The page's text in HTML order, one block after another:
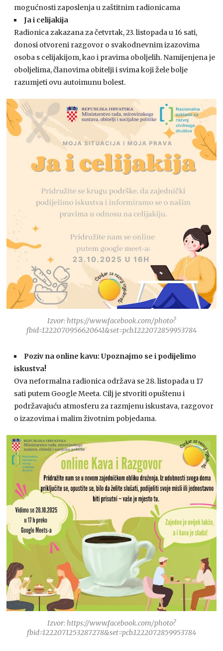
mogućnosti zaposlenja u zaštitnim radionicama
Ja i celijakija
Radionica zakazana za četvrtak, 23. listopada u 16 sati,
donosi otvoreni razgovor o svakodnevnim izazovima
osoba s celijakijom, kao i pravima oboljelih. Namijenjena je
oboljelima, članovima obitelji i svima koji žele bolje
razumjeti ovu autoimunu bolest.
Izvor: https://www.facebook.com/photo?
fbid=1222070956620641&set=pcb.1222072859953784
Poziv na online kavu: Upoznajmo se i podijelimo
iskustva!
Ova neformalna radionica održava se 28. listopada u 17
sati putem Google Meeta. Cilj je stvoriti opuštenu i
podržavajuću atmosferu za razmjenu iskustava, razgovor
o izazovima i malim životnim pobjedama.
Izvor: https://www.facebook.com/photo?
fbid=1222071253287278&set=pcb.1222072859953784